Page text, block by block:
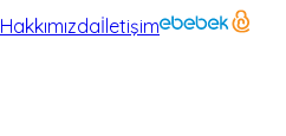
Hakkımızdaİletişim